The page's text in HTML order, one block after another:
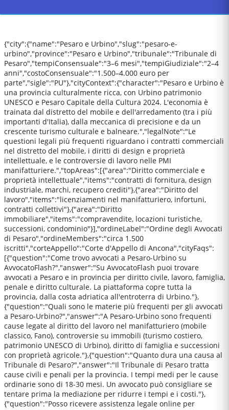
{"city":{"name":"Pesaro e Urbino","slug":"pesaro-e-
urbino","province":"Pesaro e Urbino","tribunale":"Tribunale di
Pesaro","tempiConsensuale":"3–6 mesi","tempiGiudiziale":"2–4
anni","costoConsensuale":"1.500–4.000 euro per
parte","sigle":"PU"},"cityContext":{"character":"Pesaro e Urbino è
una provincia culturalmente ricca, con Urbino patrimonio
UNESCO e Pesaro Capitale della Cultura 2024. L'economia è
trainata dal distretto del mobile e dell'arredamento (tra i più
importanti d'Italia), dalla meccanica di precisione e da un
crescente turismo culturale e balneare.","legalNote":"Le
questioni legali più frequenti riguardano i contratti commerciali
nel distretto del mobile, i diritti di design e proprietà
intellettuale, e le controversie di lavoro nelle PMI
manifatturiere.","topAreas":[{"area":"Diritto commerciale e
proprietà intellettuale","items":"contratti di fornitura, design
industriale, marchi, recupero crediti"},{"area":"Diritto del
lavoro","items":"licenziamenti nel manifatturiero, infortuni,
contratti collettivi"},{"area":"Diritto
immobiliare","items":"compravendite, locazioni turistiche,
successioni, condominio"}],"ordineLabel":"Ordine degli Avvocati
di Pesaro","ordineMembers":"circa 1.500
iscritti","corteAppello":"Corte d'Appello di Ancona","cityFaqs":
[{"question":"Come trovo avvocati a Pesaro-Urbino su
AvvocatoFlash?","answer":"Su AvvocatoFlash puoi trovare
avvocati a Pesaro e in provincia per diritto civile, lavoro, famiglia,
penale e diritto culturale. La piattaforma copre tutta la
provincia, dalla costa adriatica all'entroterra di Urbino."},
{"question":"Quali sono le materie più frequenti per gli avvocati
a Pesaro-Urbino?","answer":"A Pesaro-Urbino sono frequenti
cause legate al diritto del lavoro nel manifatturiero (mobile
classico, Fano), controversie su immobili (turismo costiero,
patrimonio UNESCO di Urbino), diritto di famiglia e successioni
con proprietà agricole."},{"question":"Quanto dura una causa al
Tribunale di Pesaro?","answer":"Il Tribunale di Pesaro tratta
cause civili e penali per la provincia. I tempi medi per le cause
ordinarie sono di 18-30 mesi. Un avvocato può consigliare se
tentare prima la mediazione per ridurre i tempi e i costi."},
{"question":"Posso ricevere assistenza legale online per